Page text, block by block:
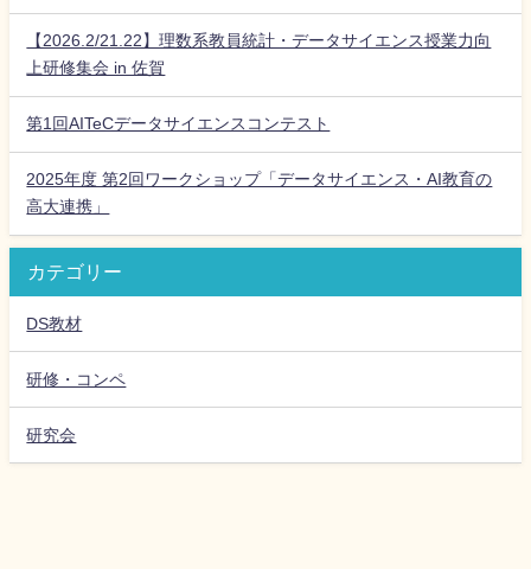
【2026.2/21.22】理数系教員統計・データサイエンス授業力向
上研修集会 in 佐賀
第1回AITeCデータサイエンスコンテスト
2025年度 第2回ワークショップ「データサイエンス・AI教育の
高大連携」
カテゴリー
DS教材
研修・コンペ
研究会